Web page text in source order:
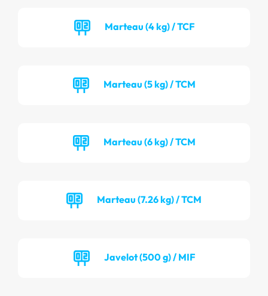
Marteau (4 kg) / TCF
Marteau (5 kg) / TCM
Marteau (6 kg) / TCM
Marteau (7.26 kg) / TCM
Javelot (500 g) / MIF